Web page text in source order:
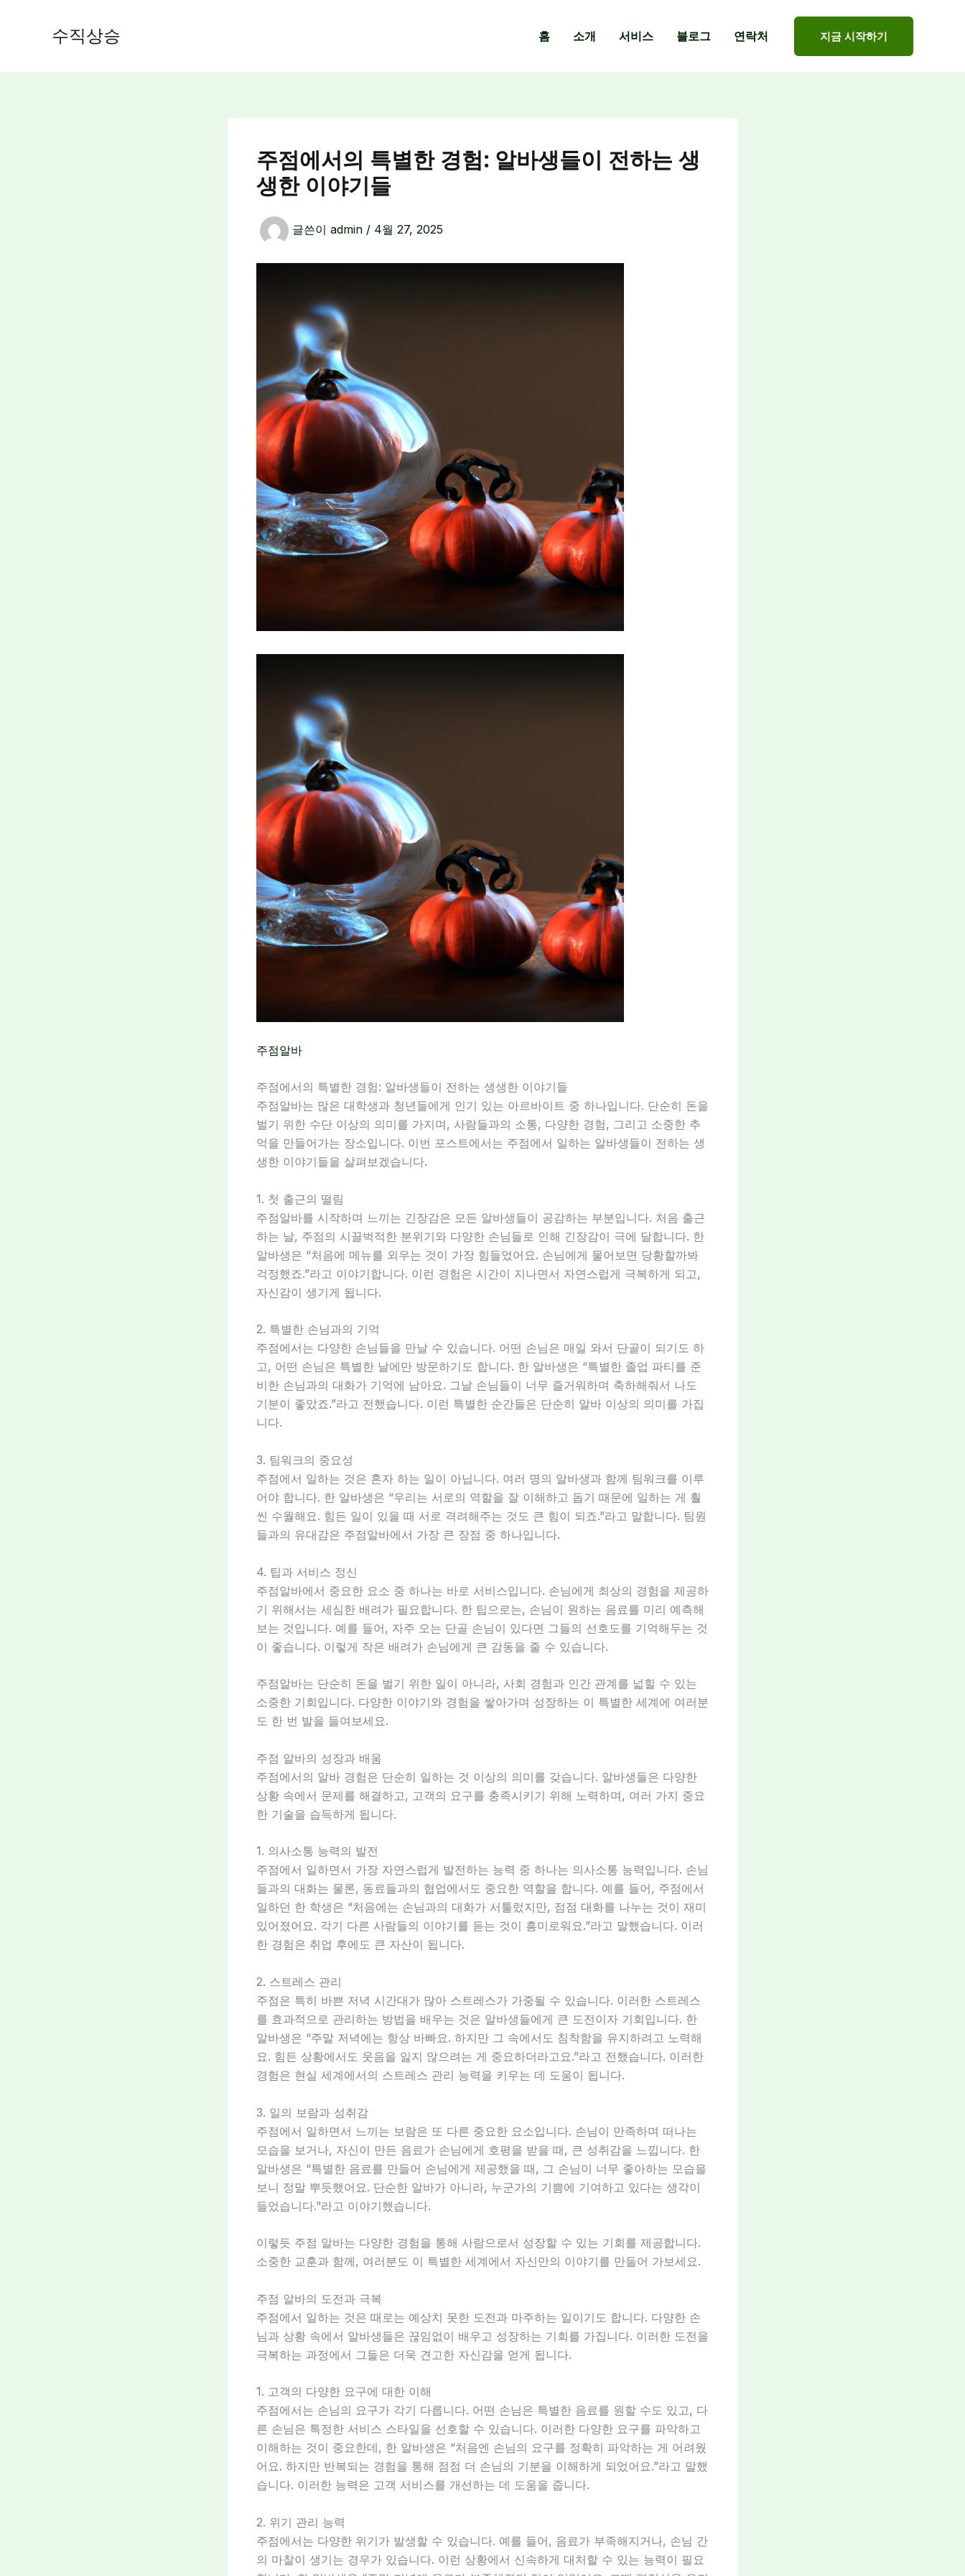
수직상승 홈 소개 서비스 블로그 연락처 지금 시작하기
주점에서의 특별한 경험: 알바생들이 전하는 생
생한 이야기들
글쓴이 admin / 4월 27, 2025
주점알바
주점에서의 특별한 경험: 알바생들이 전하는 생생한 이야기들
주점알바는 많은 대학생과 청년들에게 인기 있는 아르바이트 중 하나입니다. 단순히 돈을
벌기 위한 수단 이상의 의미를 가지며, 사람들과의 소통, 다양한 경험, 그리고 소중한 추
억을 만들어가는 장소입니다. 이번 포스트에서는 주점에서 일하는 알바생들이 전하는 생
생한 이야기들을 살펴보겠습니다.
1. 첫 출근의 떨림
주점알바를 시작하며 느끼는 긴장감은 모든 알바생들이 공감하는 부분입니다. 처음 출근
하는 날, 주점의 시끌벅적한 분위기와 다양한 손님들로 인해 긴장감이 극에 달합니다. 한
알바생은 “처음에 메뉴를 외우는 것이 가장 힘들었어요. 손님에게 물어보면 당황할까봐
걱정했죠.”라고 이야기합니다. 이런 경험은 시간이 지나면서 자연스럽게 극복하게 되고,
자신감이 생기게 됩니다.
2. 특별한 손님과의 기억
주점에서는 다양한 손님들을 만날 수 있습니다. 어떤 손님은 매일 와서 단골이 되기도 하
고, 어떤 손님은 특별한 날에만 방문하기도 합니다. 한 알바생은 “특별한 졸업 파티를 준
비한 손님과의 대화가 기억에 남아요. 그날 손님들이 너무 즐거워하며 축하해줘서 나도
기분이 좋았죠.”라고 전했습니다. 이런 특별한 순간들은 단순히 알바 이상의 의미를 가집
니다.
3. 팀워크의 중요성
주점에서 일하는 것은 혼자 하는 일이 아닙니다. 여러 명의 알바생과 함께 팀워크를 이루
어야 합니다. 한 알바생은 “우리는 서로의 역할을 잘 이해하고 돕기 때문에 일하는 게 훨
씬 수월해요. 힘든 일이 있을 때 서로 격려해주는 것도 큰 힘이 되죠.”라고 말합니다. 팀원
들과의 유대감은 주점알바에서 가장 큰 장점 중 하나입니다.
4. 팁과 서비스 정신
주점알바에서 중요한 요소 중 하나는 바로 서비스입니다. 손님에게 최상의 경험을 제공하
기 위해서는 세심한 배려가 필요합니다. 한 팁으로는, 손님이 원하는 음료를 미리 예측해
보는 것입니다. 예를 들어, 자주 오는 단골 손님이 있다면 그들의 선호도를 기억해두는 것
이 좋습니다. 이렇게 작은 배려가 손님에게 큰 감동을 줄 수 있습니다.
주점알바는 단순히 돈을 벌기 위한 일이 아니라, 사회 경험과 인간 관계를 넓힐 수 있는
소중한 기회입니다. 다양한 이야기와 경험을 쌓아가며 성장하는 이 특별한 세계에 여러분
도 한 번 발을 들여보세요.
주점 알바의 성장과 배움
주점에서의 알바 경험은 단순히 일하는 것 이상의 의미를 갖습니다. 알바생들은 다양한
상황 속에서 문제를 해결하고, 고객의 요구를 충족시키기 위해 노력하며, 여러 가지 중요
한 기술을 습득하게 됩니다.
1. 의사소통 능력의 발전
주점에서 일하면서 가장 자연스럽게 발전하는 능력 중 하나는 의사소통 능력입니다. 손님
들과의 대화는 물론, 동료들과의 협업에서도 중요한 역할을 합니다. 예를 들어, 주점에서
일하던 한 학생은 “처음에는 손님과의 대화가 서툴렀지만, 점점 대화를 나누는 것이 재미
있어졌어요. 각기 다른 사람들의 이야기를 듣는 것이 흥미로워요.”라고 말했습니다. 이러
한 경험은 취업 후에도 큰 자산이 됩니다.
2. 스트레스 관리
주점은 특히 바쁜 저녁 시간대가 많아 스트레스가 가중될 수 있습니다. 이러한 스트레스
를 효과적으로 관리하는 방법을 배우는 것은 알바생들에게 큰 도전이자 기회입니다. 한
알바생은 “주말 저녁에는 항상 바빠요. 하지만 그 속에서도 침착함을 유지하려고 노력해
요. 힘든 상황에서도 웃음을 잃지 않으려는 게 중요하더라고요.”라고 전했습니다. 이러한
경험은 현실 세계에서의 스트레스 관리 능력을 키우는 데 도움이 됩니다.
3. 일의 보람과 성취감
주점에서 일하면서 느끼는 보람은 또 다른 중요한 요소입니다. 손님이 만족하며 떠나는
모습을 보거나, 자신이 만든 음료가 손님에게 호평을 받을 때, 큰 성취감을 느낍니다. 한
알바생은 “특별한 음료를 만들어 손님에게 제공했을 때, 그 손님이 너무 좋아하는 모습을
보니 정말 뿌듯했어요. 단순한 알바가 아니라, 누군가의 기쁨에 기여하고 있다는 생각이
들었습니다.”라고 이야기했습니다.
이렇듯 주점 알바는 다양한 경험을 통해 사람으로서 성장할 수 있는 기회를 제공합니다.
소중한 교훈과 함께, 여러분도 이 특별한 세계에서 자신만의 이야기를 만들어 가보세요.
주점 알바의 도전과 극복
주점에서 일하는 것은 때로는 예상치 못한 도전과 마주하는 일이기도 합니다. 다양한 손
님과 상황 속에서 알바생들은 끊임없이 배우고 성장하는 기회를 가집니다. 이러한 도전을
극복하는 과정에서 그들은 더욱 견고한 자신감을 얻게 됩니다.
1. 고객의 다양한 요구에 대한 이해
주점에서는 손님의 요구가 각기 다릅니다. 어떤 손님은 특별한 음료를 원할 수도 있고, 다
른 손님은 특정한 서비스 스타일을 선호할 수 있습니다. 이러한 다양한 요구를 파악하고
이해하는 것이 중요한데, 한 알바생은 “처음엔 손님의 요구를 정확히 파악하는 게 어려웠
어요. 하지만 반복되는 경험을 통해 점점 더 손님의 기분을 이해하게 되었어요.”라고 말했
습니다. 이러한 능력은 고객 서비스를 개선하는 데 도움을 줍니다.
2. 위기 관리 능력
주점에서는 다양한 위기가 발생할 수 있습니다. 예를 들어, 음료가 부족해지거나, 손님 간
의 마찰이 생기는 경우가 있습니다. 이런 상황에서 신속하게 대처할 수 있는 능력이 필요